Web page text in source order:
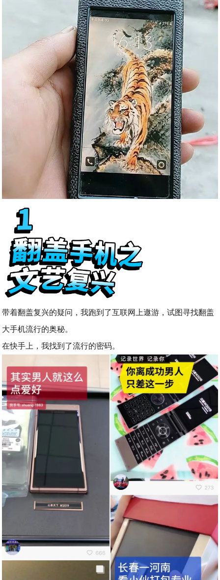
带着翻盖复兴的疑问，我跑到了互联网上遨游，试图寻找翻盖
大手机流行的奥秘。
在快手上，我找到了流行的密码。